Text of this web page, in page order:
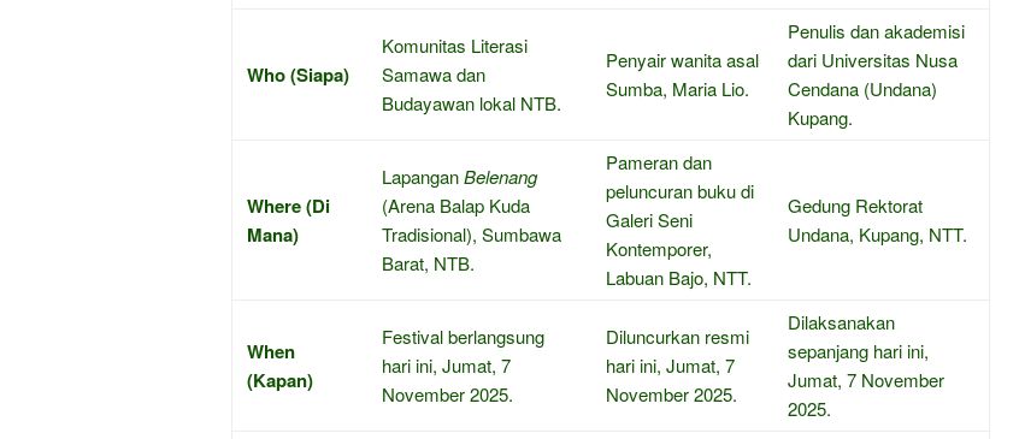
Who (Siapa)
Komunitas Literasi
Samawa dan
Budayawan lokal NTB.
Penyair wanita asal
Sumba, Maria Lio.
Penulis dan akademisi
dari Universitas Nusa
Cendana (Undana)
Kupang.
Where (Di
Mana)
LapanganBelenang
(Arena Balap Kuda
Tradisional), Sumbawa
Barat, NTB.
Pameran dan
peluncuran buku di
Galeri Seni
Kontemporer,
Labuan Bajo, NTT.
Gedung Rektorat
Undana, Kupang, NTT.
When
(Kapan)
Festival berlangsung
hari ini, Jumat, 7
November 2025.
Diluncurkan resmi
hari ini, Jumat, 7
November 2025.
Dilaksanakan
sepanjang hari ini,
Jumat, 7 November
2025.